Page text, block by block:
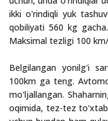
ikki o'rindiqli yuk
qobiliyati 560 kg
Maksimal tezligi 100
Belgilangan yonilg'i
100km ga teng.
mo'ljallangan.
oqimida, tez-tez